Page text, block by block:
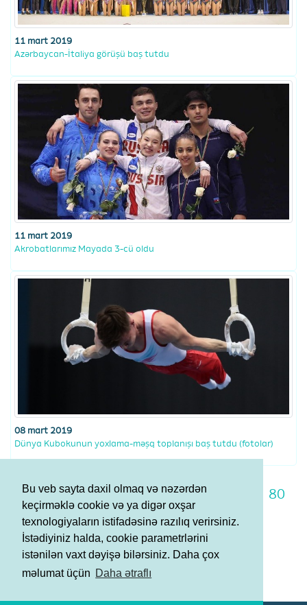
Bu veb sayta daxil olmaq və nəzərdən
keçirməklə cookie və ya digər oxşar
texnologiyaların istifadəsinə razılıq verirsiniz.
İstədiyiniz halda, cookie parametrlərini
istənilən vaxt dəyişə bilərsiniz. Daha çox
məlumat üçün Daha ətraflı
11 mart 2019
Azərbaycan-İtaliya görüşü baş tutdu
11 mart 2019
Akrobatlarımız Mayada 3-cü oldu
08 mart 2019
Dünya Kubokunun yoxlama-məşq toplanışı baş tutdu (fotolar)
73 74 75 76 77
80
81
82 83